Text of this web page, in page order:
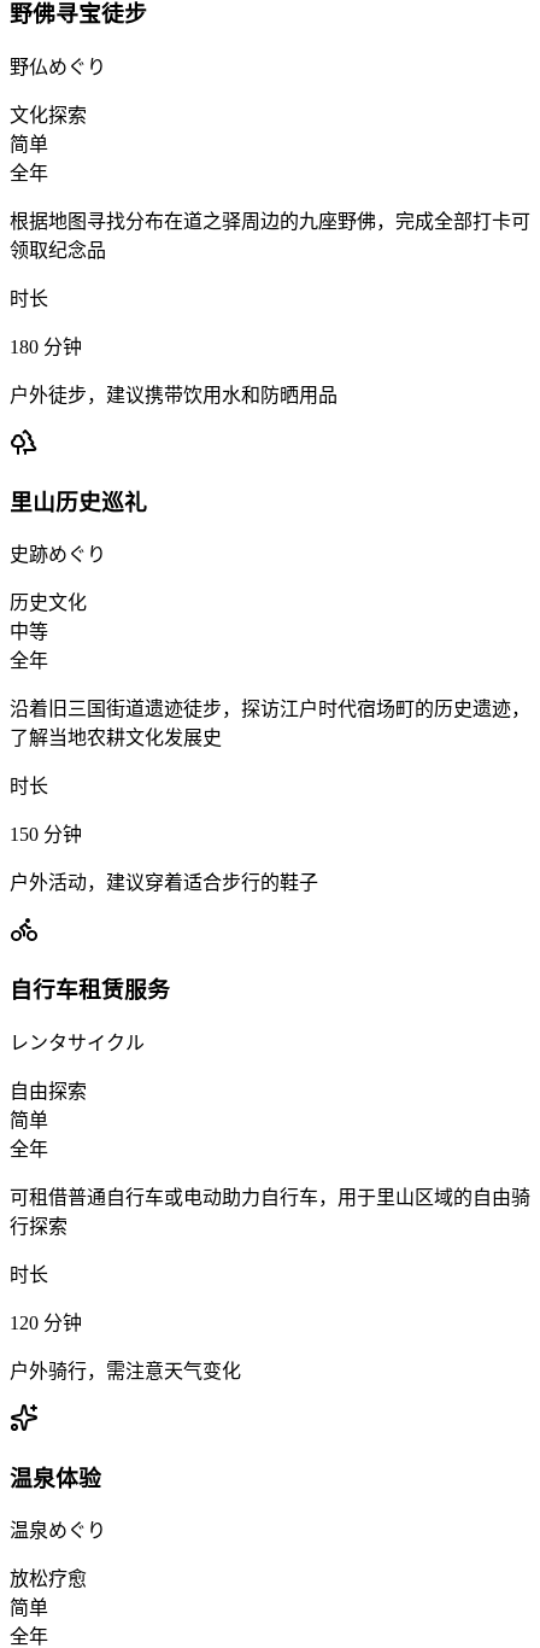
野佛寻宝徒步
野仏めぐり
文化探索
简单
全年
根据地图寻找分布在道之驿周边的九座野佛，完成全部打卡可
领取纪念品
时长
180 分钟
户外徒步，建议携带饮用水和防晒用品
里山历史巡礼
史跡めぐり
历史文化
中等
全年
沿着旧三国街道遗迹徒步，探访江户时代宿场町的历史遗迹，
了解当地农耕文化发展史
时长
150 分钟
户外活动，建议穿着适合步行的鞋子
自行车租赁服务
レンタサイクル
自由探索
简单
全年
可租借普通自行车或电动助力自行车，用于里山区域的自由骑
行探索
时长
120 分钟
户外骑行，需注意天气变化
温泉体验
温泉めぐり
放松疗愈
简单
全年